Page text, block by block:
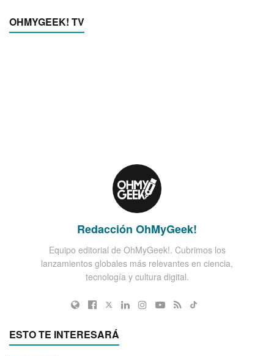
OHMYGEEK! TV
Redacción OhMyGeek!
Equipo editorial de OhMyGeek!. Cubrimos los
lanzamientos globales más relevantes en ciencia,
tecnología y cultura digital.
ESTO TE INTERESARÁ